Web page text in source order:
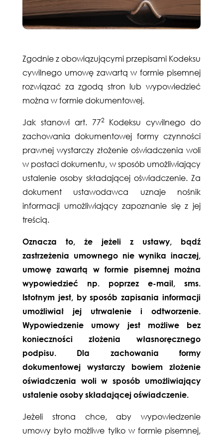
Zgodnie z obowiązującymi przepisami Kodeksu
cywilnego umowę zawartą w formie pisemnej
rozwiązać za zgodą stron lub wypowiedzieć
można w formie dokumentowej.
Jak stanowi art. 772 Kodeksu cywilnego do
zachowania dokumentowej formy czynności
prawnej wystarczy złożenie oświadczenia woli
w postaci dokumentu, w sposób umożliwiający
ustalenie osoby składającej oświadczenie. Za
dokument ustawodawca uznaje nośnik
informacji umożliwiający zapoznanie się z jej
treścią.
Oznacza to, że jeżeli z ustawy, bądź
zastrzeżenia umownego nie wynika inaczej,
umowę zawartą w formie pisemnej można
wypowiedzieć np. poprzez e-mail, sms.
Istotnym jest, by sposób zapisania informacji
umożliwiał jej utrwalenie i odtworzenie.
Wypowiedzenie umowy jest możliwe bez
konieczności złożenia własnoręcznego
podpisu. Dla zachowania formy
dokumentowej wystarczy bowiem złożenie
oświadczenia woli w sposób umożliwiający
ustalenie osoby składającej oświadczenie.
Jeżeli strona chce, aby wypowiedzenie
umowy było możliwe tylko w formie pisemnej,